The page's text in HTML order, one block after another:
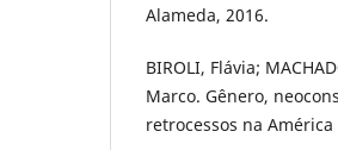
Alameda, 2016.
BIROLI, Flávia;
Marco. Gênero,
retrocessos na